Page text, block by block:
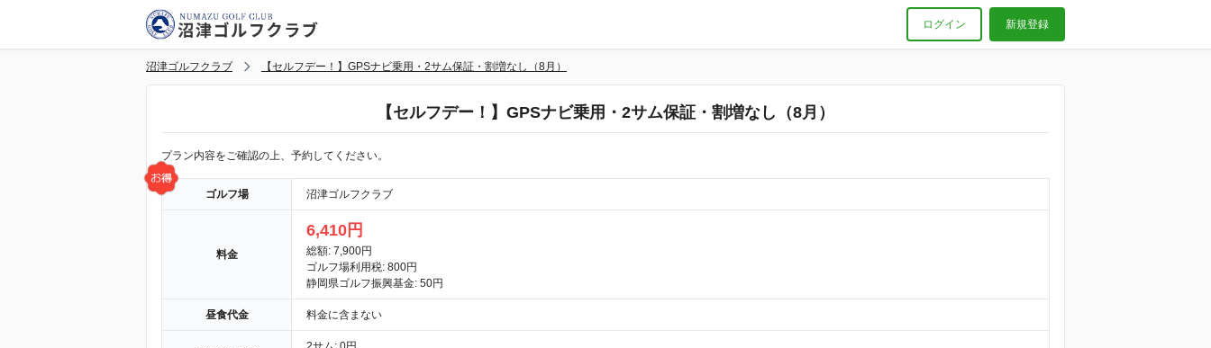
ログイン 新規登録
沼津ゴルフクラブ 【セルフデー！】GPSナビ乗用・2サム保証・割増なし（8月）
【セルフデー！】GPSナビ乗用・2サム保証・割増なし（8月）
プラン内容をご確認の上、予約してください。
ゴルフ場 沼津ゴルフクラブ
料金
6,410円
総額: 7,900円
ゴルフ場利用税: 800円
静岡県ゴルフ振興基金: 50円
昼食代金 料金に含まない